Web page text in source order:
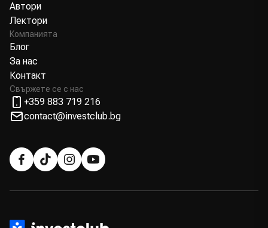
Автори
Лектори
Компанията
Блог
За нас
Контакт
Свържете се с нас
+359 883 719 216
contact@investclub.bg